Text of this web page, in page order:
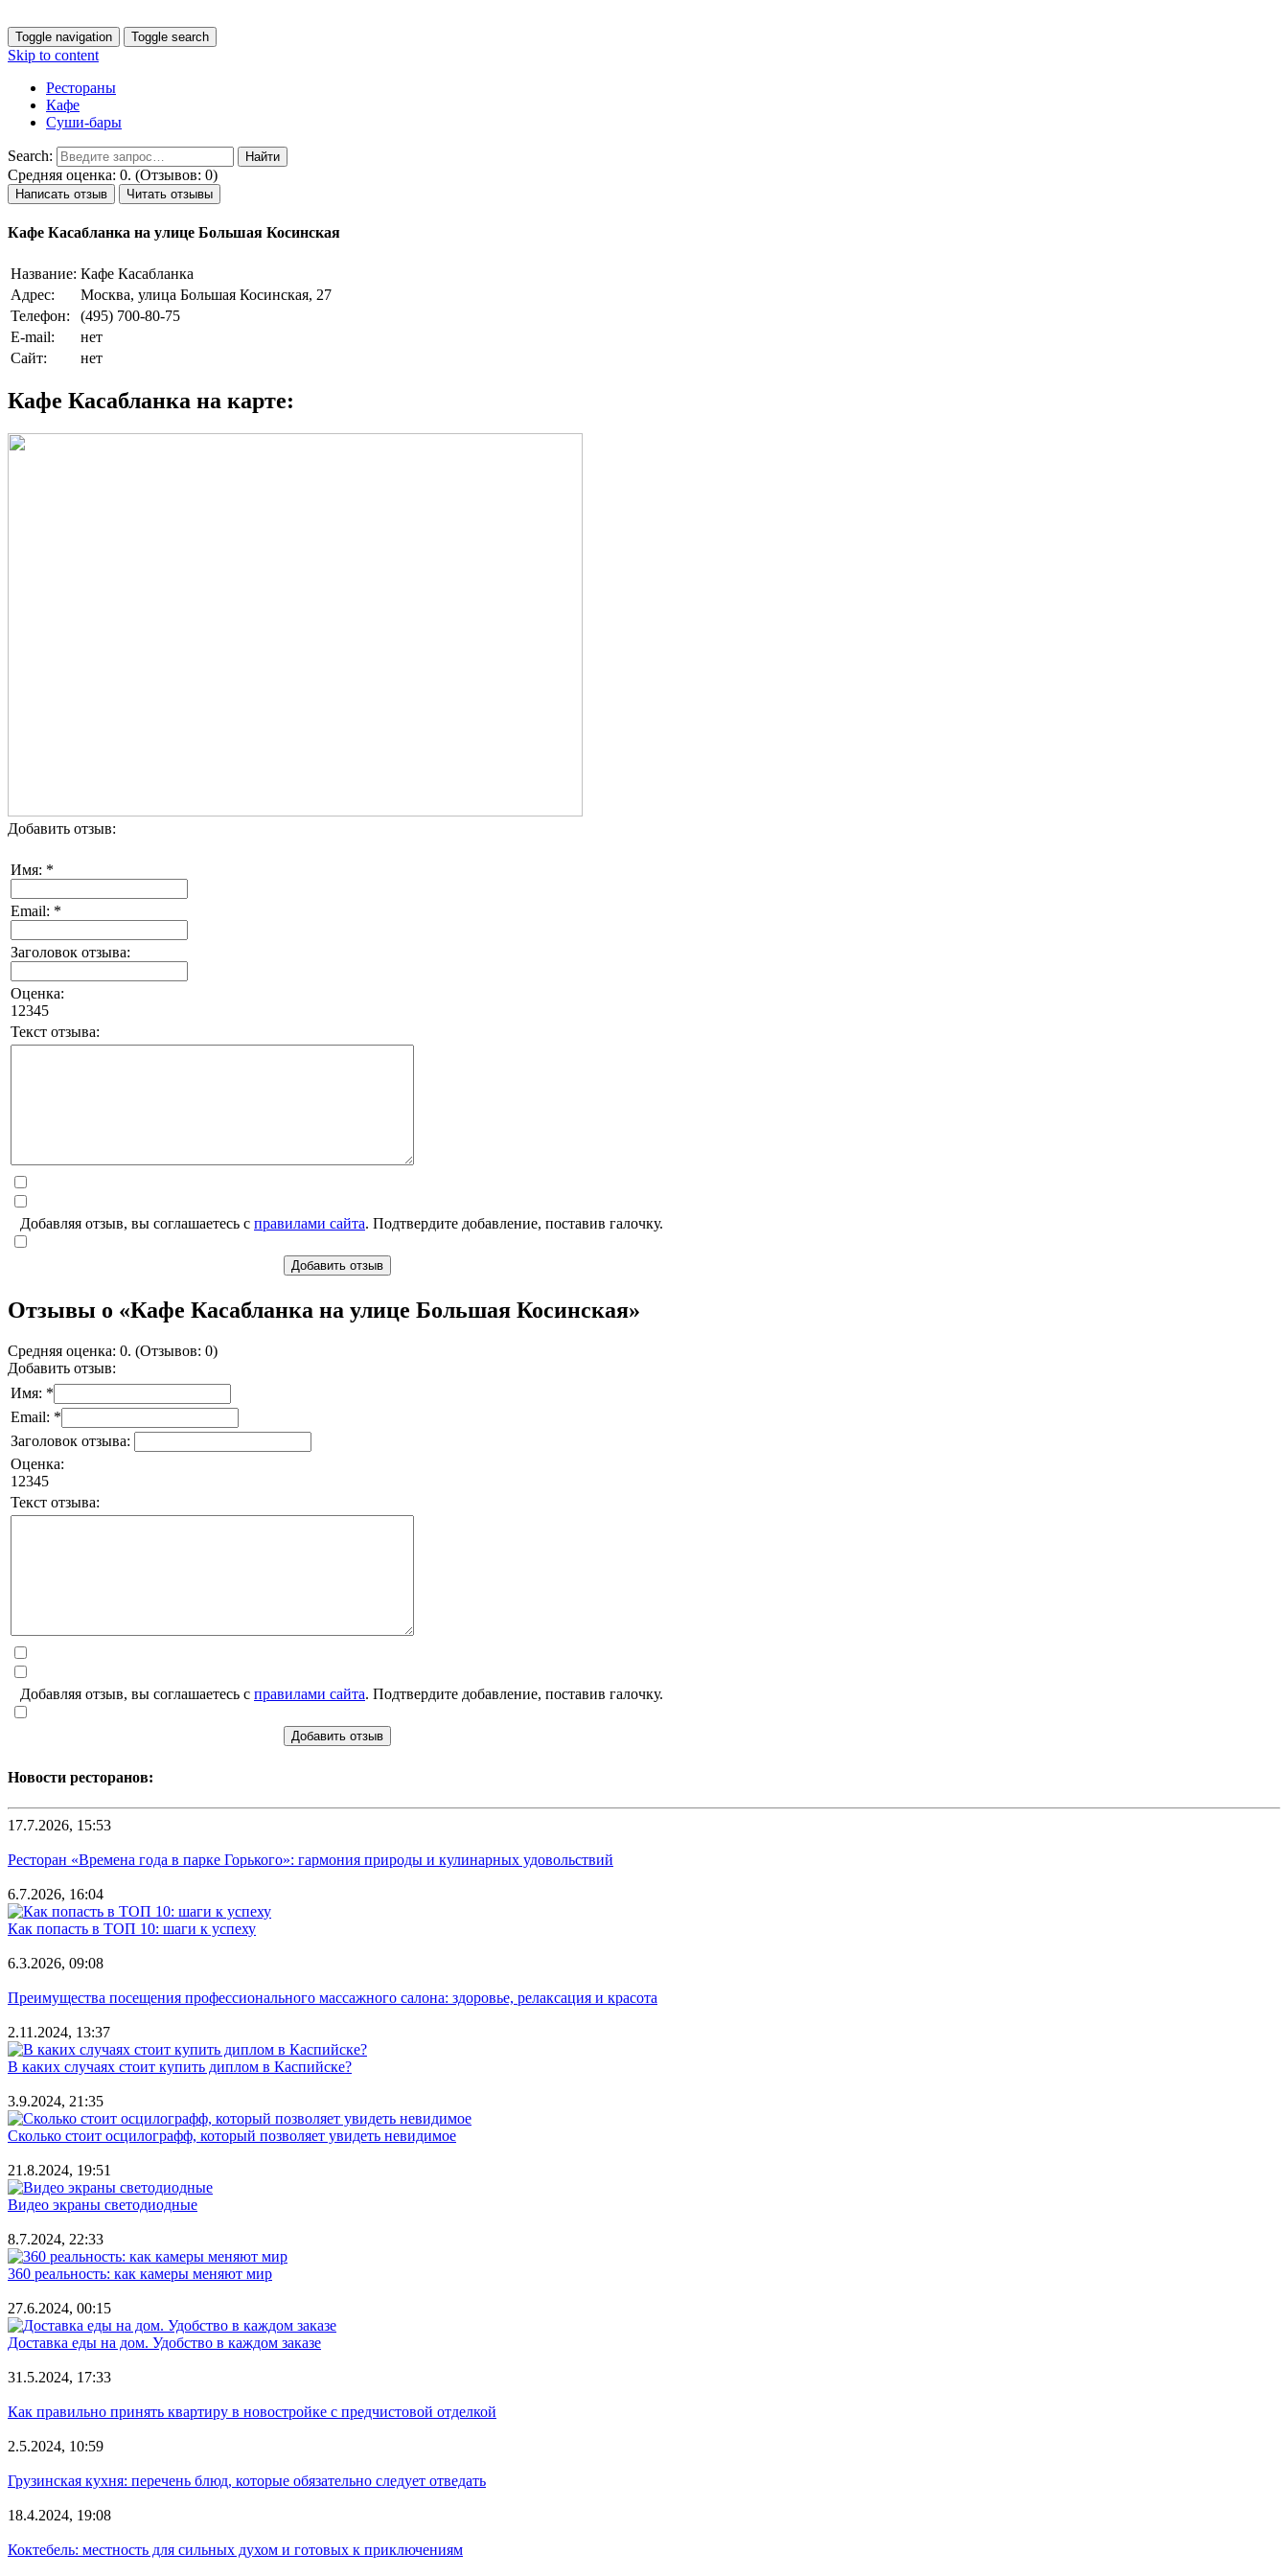
Toggle navigation Toggle search
Skip to content
Рестораны
Кафе
Суши-бары
Search:
Средняя оценка: 0. (Отзывов: 0)
Написать отзыв Читать отзывы
Кафе Касабланка на улице Большая Косинская
Название: Кафе Касабланка
Адрес:
Москва, улица Большая Косинская, 27
Телефон:
(495) 700-80-75
E-mail:
нет
Сайт:
нет
Кафе Касабланка на карте:
Добавить отзыв:
Имя: *
Email: *
Заголовок отзыва:
Оценка:
1 2345
Текст отзыва:
Добавляя отзыв, вы соглашаетесь с правилами сайта. Подтвердите добавление, поставив галочку.
Добавить отзыв
Отзывы о «Кафе Касабланка на улице Большая Косинская»
Средняя оценка: 0. (Отзывов: 0)
Добавить отзыв:
Имя: *
Email: *
Заголовок отзыва:
Оценка:
1 2345
Текст отзыва:
Добавляя отзыв, вы соглашаетесь с правилами сайта. Подтвердите добавление, поставив галочку.
Добавить отзыв
Новости ресторанов:
17.7.2026, 15:53
Ресторан «Времена года в парке Горького»: гармония природы и кулинарных удовольствий
6.7.2026, 16:04
Как попасть в ТОП 10: шаги к успеху
6.3.2026, 09:08
Преимущества посещения профессионального массажного салона: здоровье, релаксация и красота
2.11.2024, 13:37
В каких случаях стоит купить диплом в Каспийске?
3.9.2024, 21:35
Сколько стоит осцилографф, который позволяет увидеть невидимое
21.8.2024, 19:51
Видео экраны светодиодные
8.7.2024, 22:33
360 реальность: как камеры меняют мир
27.6.2024, 00:15
Доставка еды на дом. Удобство в каждом заказе
31.5.2024, 17:33
Как правильно принять квартиру в новостройке с предчистовой отделкой
2.5.2024, 10:59
Грузинская кухня: перечень блюд, которые обязательно следует отведать
18.4.2024, 19:08
Коктебель: местность для сильных духом и готовых к приключениям